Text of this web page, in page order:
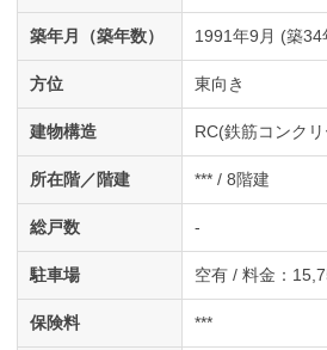
築年月（築年数） 1991年9月 (築34
方位 東向き
建物構造 RC(鉄筋コンク
所在階／階建 *** / 8階建
総戸数 -
駐車場 空有 / 料金：
保険料 ***